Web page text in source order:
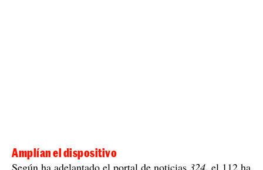
Amplían el dispositivo
Según ha adelantado el portal de noticias 324, el 112 ha